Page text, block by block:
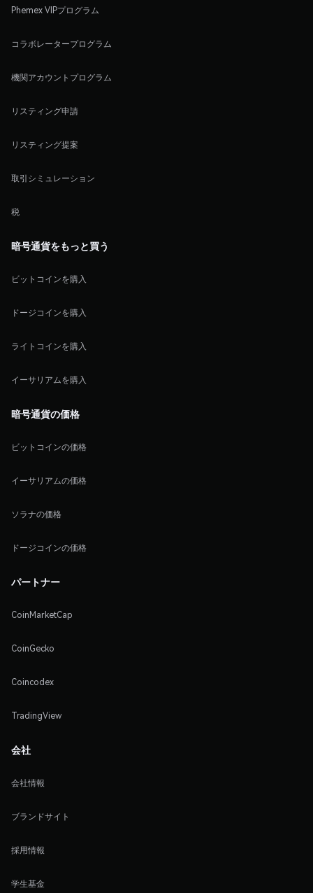
Phemex VIPプログラム
コラボレータープログラム
機関アカウントプログラム
リスティング申請
リスティング提案
取引シミュレーション
税
暗号通貨をもっと買う
ビットコインを購入
ドージコインを購入
ライトコインを購入
イーサリアムを購入
暗号通貨の価格
ビットコインの価格
イーサリアムの価格
ソラナの価格
ドージコインの価格
パートナー
CoinMarketCap
CoinGecko
Coincodex
TradingView
会社
会社情報
ブランドサイト
採用情報
学生基金